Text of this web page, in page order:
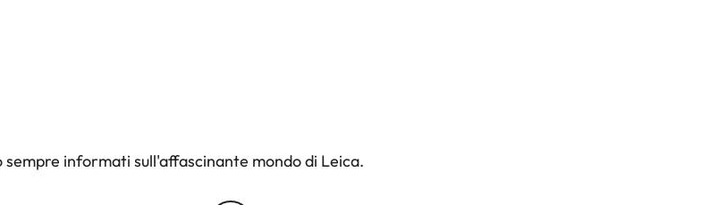
informati sull'affascinante mondo di Leica.